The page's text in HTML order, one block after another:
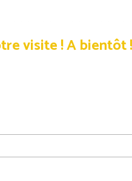
visite !A bientôt !